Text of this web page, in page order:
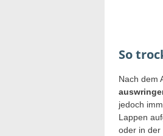
So
Nach dem
jedoch
Lappen
oder in der